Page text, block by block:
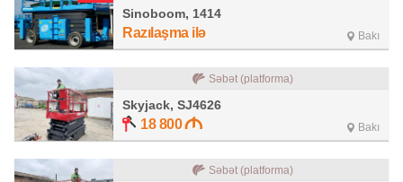
Sinoboom, 1414
Razılaşma ilə Bakı
Səbət (platforma)
Skyjack, SJ4626
18 800 Bakı
Səbət (platforma)